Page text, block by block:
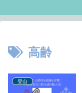
高齢
登山